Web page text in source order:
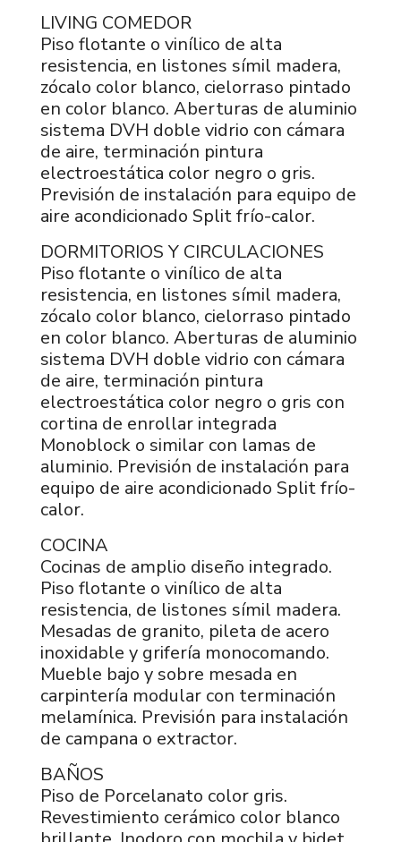
LIVING COMEDOR
Piso flotante o vinílico de alta
resistencia, en listones símil madera,
zócalo color blanco, cielorraso pintado
en color blanco. Aberturas de aluminio
sistema DVH doble vidrio con cámara
de aire, terminación pintura
electroestática color negro o gris.
Previsión de instalación para equipo de
aire acondicionado Split frío-calor.
DORMITORIOS Y CIRCULACIONES
Piso flotante o vinílico de alta
resistencia, en listones símil madera,
zócalo color blanco, cielorraso pintado
en color blanco. Aberturas de aluminio
sistema DVH doble vidrio con cámara
de aire, terminación pintura
electroestática color negro o gris con
cortina de enrollar integrada
Monoblock o similar con lamas de
aluminio. Previsión de instalación para
equipo de aire acondicionado Split frío-
calor.
COCINA
Cocinas de amplio diseño integrado.
Piso flotante o vinílico de alta
resistencia, de listones símil madera.
Mesadas de granito, pileta de acero
inoxidable y grifería monocomando.
Mueble bajo y sobre mesada en
carpintería modular con terminación
melamínica. Previsión para instalación
de campana o extractor.
BAÑOS
Piso de Porcelanato color gris.
Revestimiento cerámico color blanco